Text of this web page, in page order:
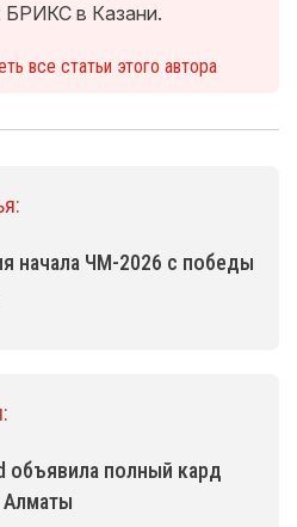
БРИКС в Казани.
все статьи этого автора
начала ЧМ-2026 с победы
объявила полный кард
Алматы